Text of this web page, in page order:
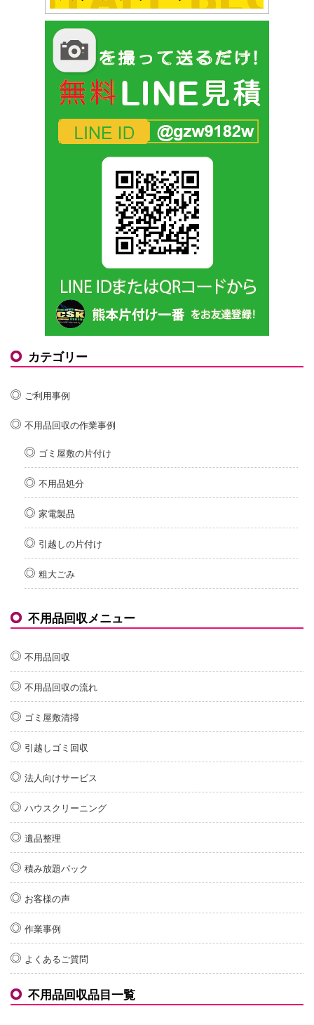
カテゴリー
ご利用事例
不用品回収の作業事例
ゴミ屋敷の片付け
不用品処分
家電製品
引越しの片付け
粗大ごみ
不用品回収メニュー
不用品回収
不用品回収の流れ
ゴミ屋敷清掃
引越しゴミ回収
法人向けサービス
ハウスクリーニング
遺品整理
積み放題パック
お客様の声
作業事例
よくあるご質問
不用品回収品目一覧